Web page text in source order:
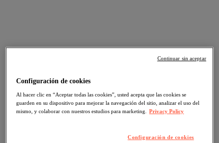
Configuración de cookies
Al hacer clic en “Aceptar todas las cookies”, usted acepta que las cookies se
guarden en su dispositivo para mejorar la navegación del sitio, analizar el uso del
mismo, y colaborar con nuestros estudios para marketing. Privacy Policy
Configuración de cookies
Continuar sin aceptar